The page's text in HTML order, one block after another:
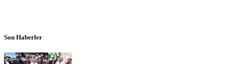
Son Haberler